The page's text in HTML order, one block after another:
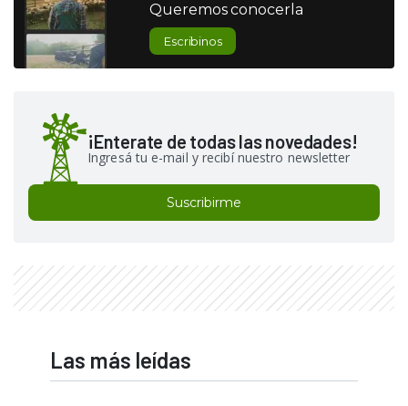
Queremos conocerla
Escribinos
¡Enterate de todas las novedades!
Ingresá tu e-mail y recibí nuestro newsletter
Suscribirme
Las más leídas